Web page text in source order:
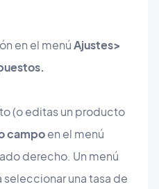
en el menúAjustes>
(o editas un producto
campoen el menú
derecho. Un menú
una tasa de